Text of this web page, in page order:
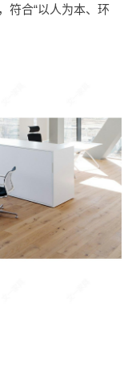
符合“以人为本、环